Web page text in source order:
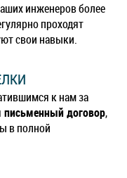
инженеров более
проходят
свои навыки.
к нам за
письменный договор,
в полной